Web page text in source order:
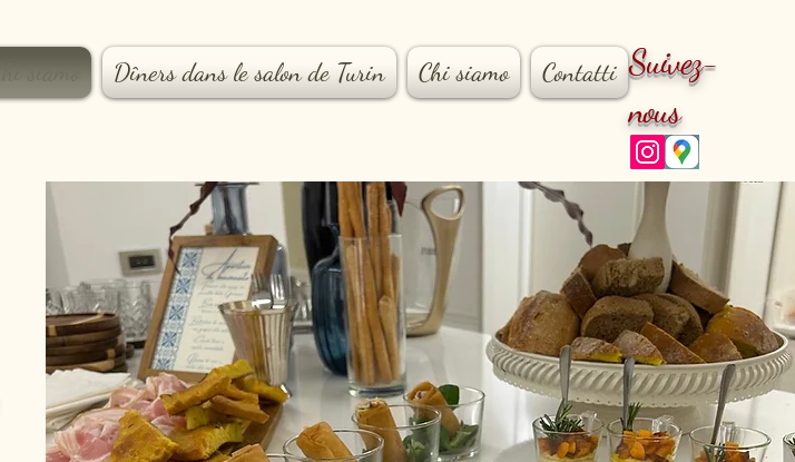
Dîners dans le salon de Turin Chi siamo Contatti Suivez-
nous